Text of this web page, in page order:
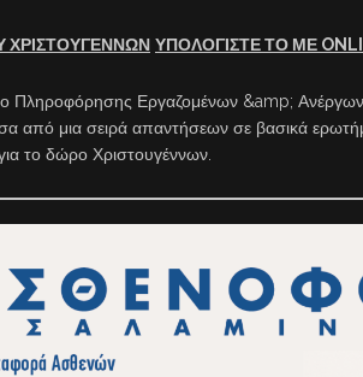
ΥΠΟΛΟΓΙΣΤΕ ΤΟ ΜΕ
Πληροφόρησης Εργαζομένων &amp;
από μια σειρά απαντήσεων σε βασικά
το δώρο Χριστουγέννων.